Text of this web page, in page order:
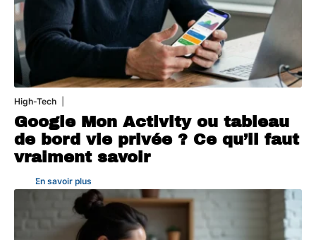
High-Tech
Google Mon Activity ou tableau
de bord vie privée ? Ce qu’il faut
vraiment savoir
En savoir plus